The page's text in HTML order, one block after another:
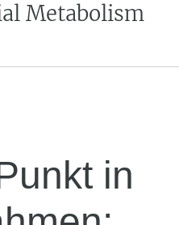
Metabolism
in